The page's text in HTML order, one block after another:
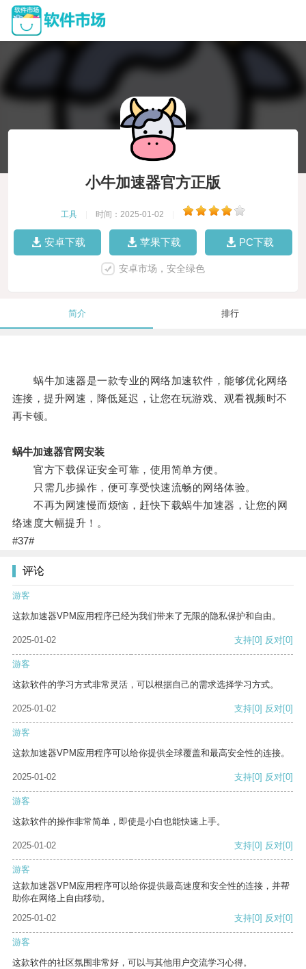
小牛加速器官方正版
工具 时间：2025-01-02
安卓下载 苹果下载 PC下载
安卓市场，安全绿色
简介 排行
蜗牛加速器是一款专业的网络加速软件，能够优化网络
连接，提升网速，降低延迟，让您在玩游戏、观看视频时不
再卡顿。
蜗牛加速器官网安装
官方下载保证安全可靠，使用简单方便。
只需几步操作，便可享受快速流畅的网络体验。
不再为网速慢而烦恼，赶快下载蜗牛加速器，让您的网
络速度大幅提升！。
#37#
评论
游客
这款加速器VPM应用程序已经为我们带来了无限的隐私保护和自由。
2025-01-02 支持[0] 反对[0]
游客
这款软件的学习方式非常灵活，可以根据自己的需求选择学习方式。
2025-01-02 支持[0] 反对[0]
游客
这款加速器VPM应用程序可以给你提供全球覆盖和最高安全性的连接。
2025-01-02 支持[0] 反对[0]
游客
这款软件的操作非常简单，即使是小白也能快速上手。
2025-01-02 支持[0] 反对[0]
游客
这款加速器VPM应用程序可以给你提供最高速度和安全性的连接，并帮
助你在网络上自由移动。
2025-01-02
支持[0] 反对[0]
游客
这款软件的社区氛围非常好，可以与其他用户交流学习心得。